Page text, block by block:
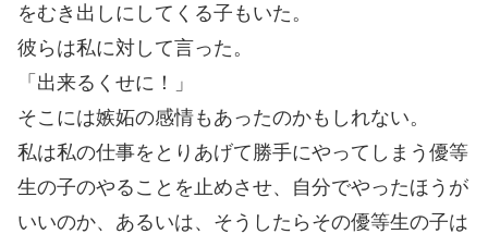
をむき出しにしてくる子もいた。
彼らは私に対して言った。
「出来るくせに！」
そこには嫉妬の感情もあったのかもしれない。
私は私の仕事をとりあげて勝手にやってしまう優等
生の子のやることを止めさせ、自分でやったほうが
いいのか、あるいは、そうしたらその優等生の子は